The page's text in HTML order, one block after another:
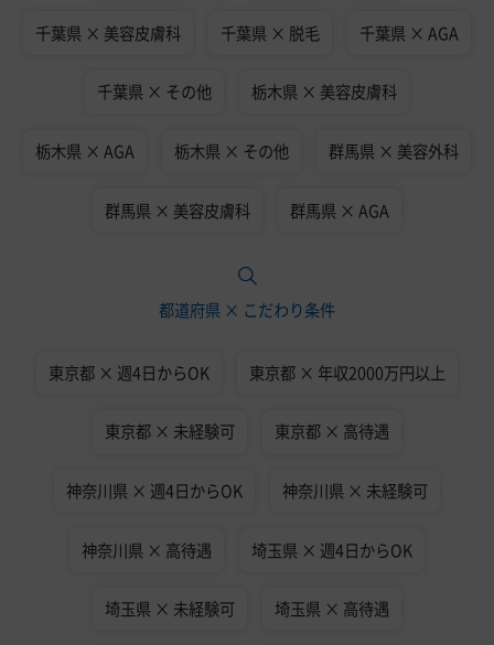
千葉県 × 美容皮膚科 千葉県 × 脱毛 千葉県 × AGA
千葉県 × その他 栃木県 × 美容皮膚科
栃木県 × AGA 栃木県 × その他 群馬県 × 美容外科
群馬県 × 美容皮膚科 群馬県 × AGA
都道府県 × こだわり条件
東京都 × 週4日からOK 東京都 × 年収2000万円以上
東京都 × 未経験可 東京都 × 高待遇
神奈川県 × 週4日からOK 神奈川県 × 未経験可
神奈川県 × 高待遇 埼玉県 × 週4日からOK
埼玉県 × 未経験可 埼玉県 × 高待遇